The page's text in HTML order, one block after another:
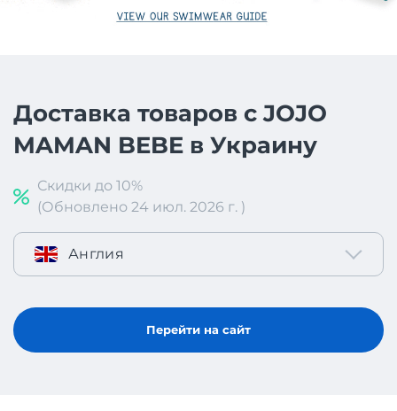
Доставка товаров с JOJO
MAMAN BEBE в Украину
Скидки до 10%
(Обновлено 24 июл. 2026 г. )
Англия
Перейти на сайт